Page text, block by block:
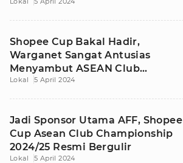
Tenggara
Shopee Cup Bakal Hadir,
Warganet Sangat Antusias
Menyambut ASEAN Club
Championship 2024/25
Lokal 5 April 2024
Jadi Sponsor Utama AFF, Shopee
Cup Asean Club Championship
2024/25 Resmi Bergulir
Lokal 5 April 2024